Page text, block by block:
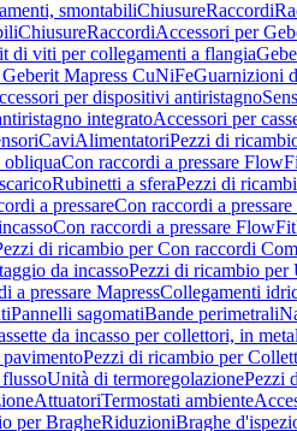
smontabiliChiusureRaccordi
ChiusureRaccordiAccessori per
di viti per collegamenti a flangia
Mapress CuNiFeGuarnizioni
per dispositivi antiristagno
integratoAccessori per
CaviAlimentatoriPezzi di
obliquaCon raccordi a pressare
Rubinetti a sferaPezzi di
a pressareCon raccordi a pressare
Con raccordi a pressare FlowFit
di ricambio per Con raccordi
da incassoPezzi di ricambio per
a pressare MapressCollegamenti
Pannelli sagomatiBande perimetrali
da incasso per collettori, in
Pezzi di ricambio per
Unità di termoregolazionePezzi
AttuatoriTermostati ambiente
per BragheRiduzioniBraghe